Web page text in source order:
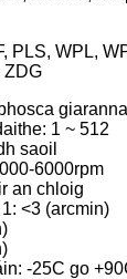
PLS, WPL,
ZDG
1 ~ 512
saoil
6000rpm
an chloig
<3 (arcmin)
-25C go